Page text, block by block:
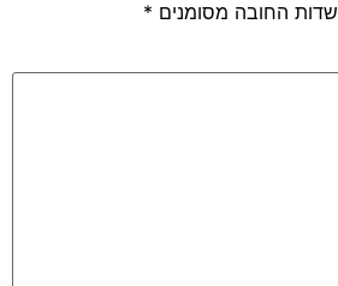
שדות החובה מסומנים *